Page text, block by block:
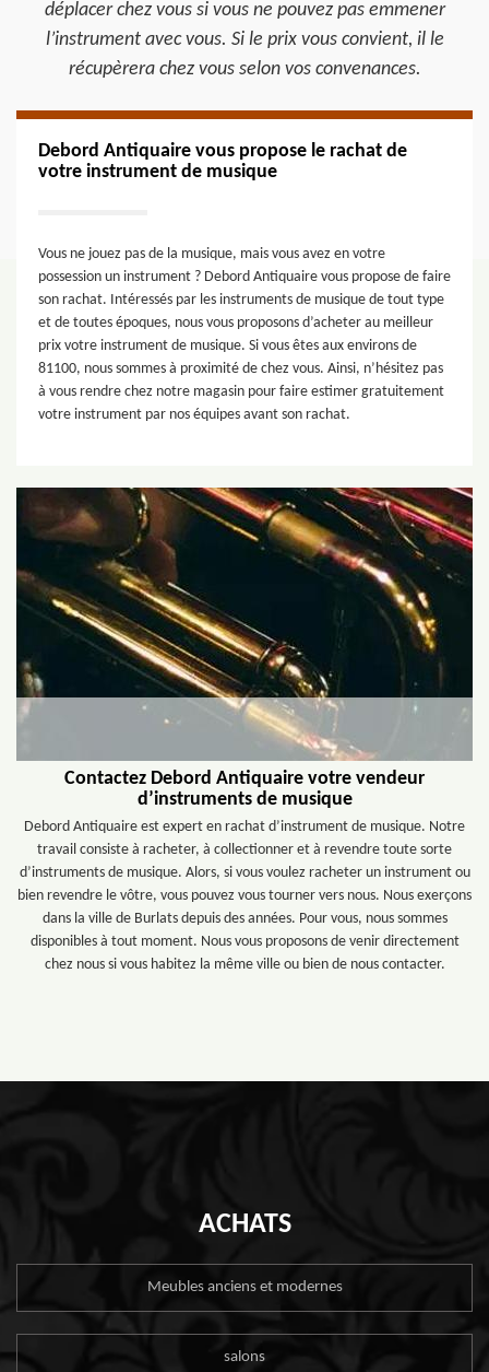
déplacer chez vous si vous ne pouvez pas emmener
l’instrument avec vous. Si le prix vous convient, il le
récupèrera chez vous selon vos convenances.
Debord Antiquaire vous propose le rachat de
votre instrument de musique
Vous ne jouez pas de la musique, mais vous avez en votre
possession un instrument ? Debord Antiquaire vous propose de faire
son rachat. Intéressés par les instruments de musique de tout type
et de toutes époques, nous vous proposons d’acheter au meilleur
prix votre instrument de musique. Si vous êtes aux environs de
81100, nous sommes à proximité de chez vous. Ainsi, n’hésitez pas
à vous rendre chez notre magasin pour faire estimer gratuitement
votre instrument par nos équipes avant son rachat.
Contactez Debord Antiquaire votre vendeur
d’instruments de musique
Debord Antiquaire est expert en rachat d’instrument de musique. Notre
travail consiste à racheter, à collectionner et à revendre toute sorte
d’instruments de musique. Alors, si vous voulez racheter un instrument ou
bien revendre le vôtre, vous pouvez vous tourner vers nous. Nous exerçons
dans la ville de Burlats depuis des années. Pour vous, nous sommes
disponibles à tout moment. Nous vous proposons de venir directement
chez nous si vous habitez la même ville ou bien de nous contacter.
ACHATS
Meubles anciens et modernes
salons